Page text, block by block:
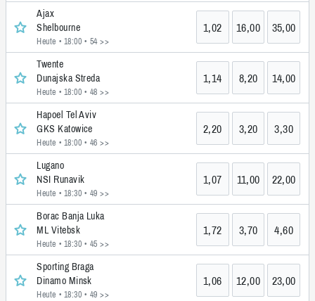
Ajax
Shelbourne
Heute • 18:00 • 54 >>
1,02 16,00 35,00
Twente
Dunajska Streda
Heute • 18:00 • 48 >>
1,14 8,20 14,00
Hapoel Tel Aviv
GKS Katowice
Heute • 18:00 • 46 >>
2,20 3,20 3,30
Lugano
NSI Runavik
Heute • 18:30 • 49 >>
1,07 11,00 22,00
Borac Banja Luka
ML Vitebsk
Heute • 18:30 • 45 >>
1,72 3,70 4,60
Sporting Braga
Dinamo Minsk
Heute • 18:30 • 49 >>
1,06 12,00 23,00